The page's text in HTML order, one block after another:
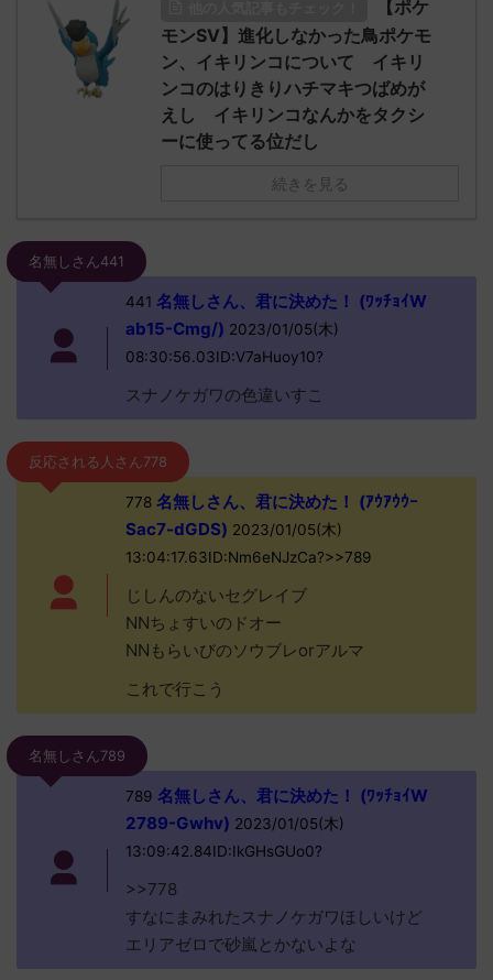
【ポケ
モンSV】進化しなかった鳥ポケモ
ン、イキリンコについて イキリ
ンコのはりきりハチマキつばめが
えし イキリンコなんかをタクシ
ーに使ってる位だし
続きを見る
名無しさん441
441 名無しさん、君に決めた！ (ﾜｯﾁｮｲW
ab15-Cmg/) 2023/01/05(木)
08:30:56.03ID:V7aHuoy10?
スナノケガワの色違いすこ
反応される人さん778
778名無しさん、君に決めた！ (ｱｳｱｳｳｰ
Sac7-dGDS) 2023/01/05(木)
13:04:17.63ID:Nm6eNJzCa?>>789
じしんのないセグレイブ
NNちょすいのドオー
NNもらいびのソウブレorアルマ
これで行こう
名無しさん789
789 名無しさん、君に決めた！ (ﾜｯﾁｮｲW
2789-Gwhv) 2023/01/05(木)
13:09:42.84ID:IkGHsGUo0?
>>778
すなにまみれたスナノケガワほしいけど
エリアゼロで砂嵐とかないよな